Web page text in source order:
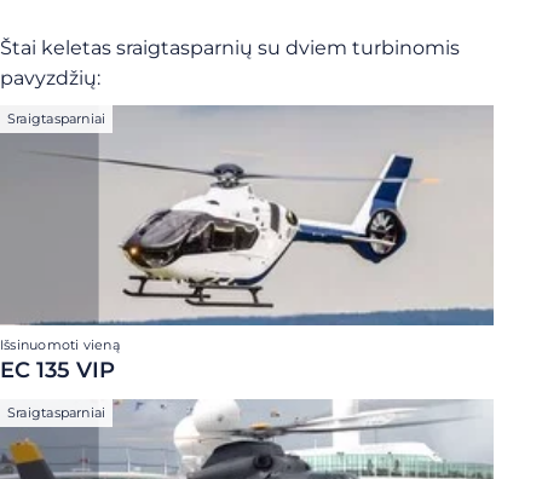
Štai keletas sraigtasparnių su dviem turbinomis
pavyzdžių:
Sraigtasparniai
Išsinuomoti vieną
EC 135 VIP
Sraigtasparniai